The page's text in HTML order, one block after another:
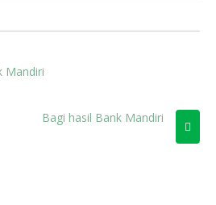
Mandiri
Bagi hasil Bank Mandiri